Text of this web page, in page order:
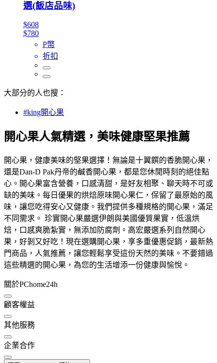
選(飯店品味)
$608
$780
P幣
折扣
大部分的人也搜：
#king開心果
開心果人氣精選，美味健康堅果推薦
開心果，健康美味的堅果選擇！無論是十翼饌的香脆開心果，
還是Dan-D Pak丹帝的鹹香開心果，都是您休閒時刻的絕佳點
心。開心果富含營養，口感清甜，是好友相聚、聊天時不可或
缺的美味。每日優果的烘焙原味開心果仁，保留了最原始的風
味，讓您吃得安心又健康。我們提供多種規格的開心果，滿足
不同需求。 珍實開心果嚴選伊朗與美國優質果實，低溫烘
焙，口感爽脆紮實，無添加防腐劑。高宏嚴選系列自然開心
果，好剝又好吃！現在選購開心果，享多重優惠促銷，最新熱
門商品，人氣推薦，讓您輕鬆享受這份天然的美味。不要錯過
這些精選的開心果，為您的生活增添一份健康與愉悅。
關於PChome24h
顧客權益
其他服務
企業合作